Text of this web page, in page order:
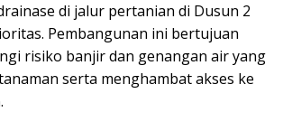
di jalur pertanian di Dusun 2
Pembangunan ini bertujuan
risiko banjir dan genangan air yang
serta menghambat akses ke